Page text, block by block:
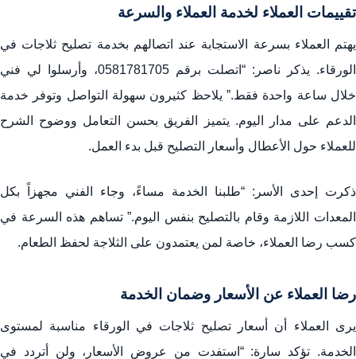
تقييمات العملاء لخدمة العملاء والسرعة
يهتم العملاء بسرعة الاستجابة عند اتصالهم بخدمة تصليح ثلاجات في
الورقاء. يذكر ناصر: “اتصلت برقم 0581781705، وأرسلوا لي فني
خلال ساعة واحدة فقط.” يلاحظ كثيرون سهولة التواصل وتوفر خدمة
الدعم على مدار اليوم. يتميز الفريق بحسن التعامل ووضوح الشرح
للعملاء حول الأعطال وأسعار التصليح قبل بدء العمل.
ذكرت إحدى الأسر: “طلبنا الخدمة مساءً، وجاء الفني مجهزاً بكل
المعدات اللازمة وقام بالتصليح بنفس اليوم.” تساهم هذه السرعة في
كسب رضا العملاء، خاصة لمن يعتمدون على الثلاجة لحفظ الطعام.
رضا العملاء عن الأسعار وضمان الخدمة
يرى العملاء أن أسعار تصليح ثلاجات في الورقاء مناسبة لمستوى
الخدمة. تؤكد سارة: “استفدت من عروض الأسعار، ولن أتردد في